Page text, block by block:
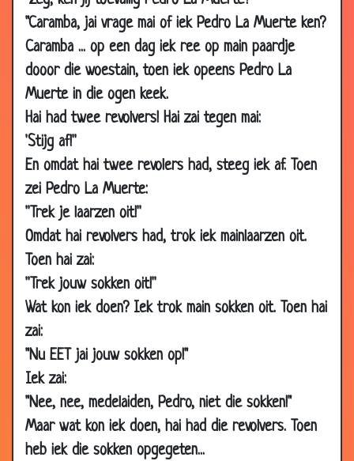
"Caramba, jai vrage mai of iek Pedro La Muerte ken?
Caramba ... op een dag iek ree op main paardje
dooor die woestain, toen iek opeens Pedro La
Muerte in die ogen keek.
Hai had twee revolvers! Hai zai tegen mai:
'Stijg af!''
En omdat hai twee revolers had, steeg iek af. Toen
zei Pedro La Muerte:
''Trek je laarzen oit!''
Omdat hai revolvers had, trok iek mainlaarzen oit.
Toen hai zai:
''Trek jouw sokken oit!''
Wat kon iek doen? Iek trok main sokken oit. Toen hai
zai:
"Nu EET jai jouw sokken op!"
Iek zai:
"Nee, nee, medelaiden, Pedro, niet die sokken!"
Maar wat kon iek doen, hai had die revolvers. Toen
heb iek die sokken opgegeten...
04 Oct
2009
Op bezoek
2009
Wat heb je eraan?
01 Oct
2009
2 wensen
25 Sep
2009
Haaien
22 Sep
2009
Toverspiegel
21 Sep
2009
Wij mariniers voelen geen pijn 3.35
18 Sep
2009
Opschepperij
18 Sep
2009
16 Sep
2009
16 Sep
2009
De overname 3.88